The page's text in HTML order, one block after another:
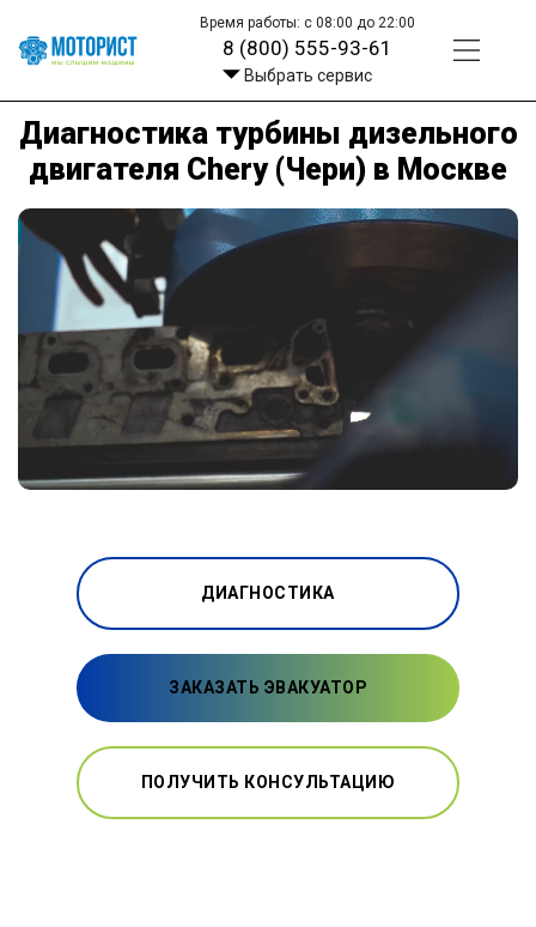
Время работы: с 08:00 до 22:00
8 (800) 555-93-61
Выбрать сервис
Диагностика турбины дизельного
двигателя Chery (Чери) в Москве
ДИАГНОСТИКА
ЗАКАЗАТЬ ЭВАКУАТОР
ПОЛУЧИТЬ КОНСУЛЬТАЦИЮ